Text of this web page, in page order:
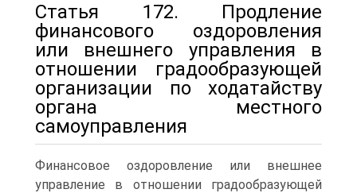
Статья 172. Продление
финансового оздоровления
или внешнего управления в
отношении градообразующей
организации по ходатайству
органа местного
самоуправления
Финансовое оздоровление или внешнее
управление в отношении градообразующей